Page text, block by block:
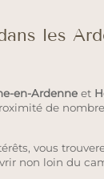
les
en-Ardenneet
de
vous
non loin du